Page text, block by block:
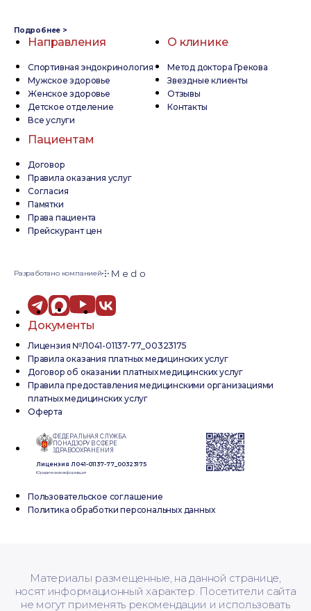
Подробнее >
Направления
Спортивная эндокринология
Мужское здоровье
Женское здоровье
Детское отделение
Все услуги
О клинике
Метод доктора Грекова
Звездные клиенты
Отзывы
Контакты
Пациентам
Договор
Правила оказания услуг
Согласия
Памятки
Права пациента
Прейскурант цен
Разработано компанией
Документы
Лицензия №Л041-01137-77_00323175
Правила оказания платных медицинских услуг
Договор об оказании платных медицинских услуг
Правила предоставления медицинскими организациями
платных медицинских услуг
Оферта
ФЕДЕРАЛЬНАЯ СЛУЖБА
ПО НАДЗОРУ В СФЕРЕ
ЗДРАВООХРАНЕНИЯ
Лицензия Л041-01137-77_00323175
Юридическая информация
Пользовательское соглашение
Политика обработки персональных данных
Материалы размещенные, на данной странице,
носят информационный характер. Посетители сайта
не могут применять рекомендации и использовать